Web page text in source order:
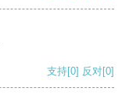
支持[0] 反对[0]